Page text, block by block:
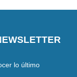
lo último